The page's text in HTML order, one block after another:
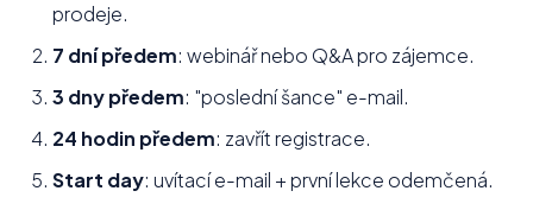
prodeje.
7 dní předem: webinář nebo Q&A pro zájemce.
3 dny předem: "poslední šance" e-mail.
24 hodin předem: zavřít registrace.
Start day: uvítací e-mail + první lekce odemčená.